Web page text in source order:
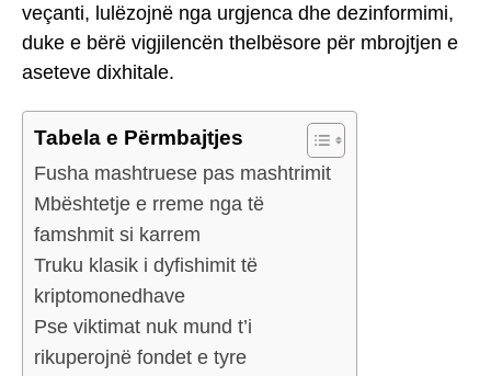
veçanti, lulëzojnë nga urgjenca dhe dezinformimi,
duke e bërë vigjilencën thelbësore për mbrojtjen e
aseteve dixhitale.
Tabela e Përmbajtjes
Fusha mashtruese pas mashtrimit
Mbështetje e rreme nga të
famshmit si karrem
Truku klasik i dyfishimit të
kriptomonedhave
Pse viktimat nuk mund t’i
rikuperojnë fondet e tyre